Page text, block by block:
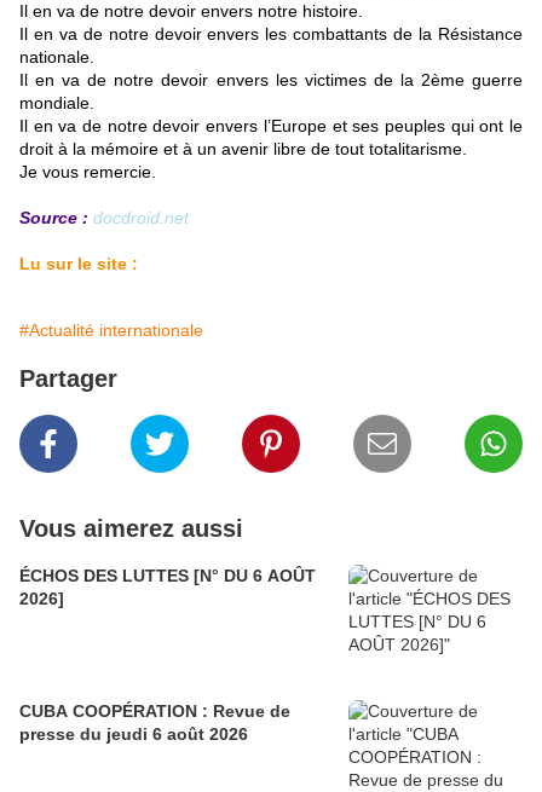
Il en va de notre devoir envers notre histoire.
Il en va de notre devoir envers les combattants de la Résistance
nationale.
Il en va de notre devoir envers les victimes de la 2ème guerre
mondiale.
Il en va de notre devoir envers l’Europe et ses peuples qui ont le
droit à la mémoire et à un avenir libre de tout totalitarisme.
Je vous remercie.
Source : docdroid.net
Lu sur le site :
#Actualité internationale
Partager
Vous aimerez aussi
ÉCHOS DES LUTTES [N° DU 6 AOÛT
2026]
CUBA COOPÉRATION : Revue de
presse du jeudi 6 août 2026